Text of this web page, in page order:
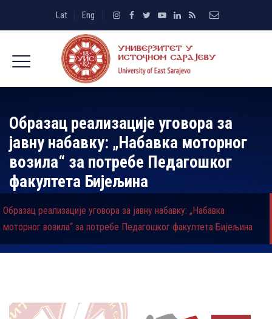
Lat Eng
Образац реализације уговора за
јавну набавку: „Набавка моторног
возила“ за потребе Педагошког
факултета Бијељина
Образац реализације уговора за јавну набавку: „Набавка
моторног возила“ за потребе Педагошког факултета Бијељина